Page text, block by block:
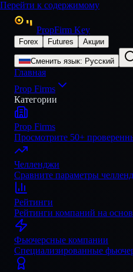
Перейти к содержимому
PropFirm Key
Forex Futures Акции
Сменить язык: Русский
Главная
Prop Firms
Категории
Prop Firms
Просмотрите 50+
Челленджи
Сравните параметры
Рейтинги
Рейтинги компаний на
Фьючерсные компании
Специализированные